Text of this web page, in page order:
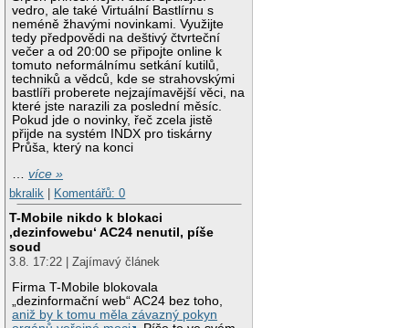
vedro, ale také Virtuální Bastlírnu s
neméně žhavými novinkami. Využijte
tedy předpovědi na deštivý čtvrteční
večer a od 20:00 se připojte online k
tomuto neformálnímu setkání kutilů,
techniků a vědců, kde se strahovskými
bastlíři proberete nejzajímavější věci, na
které jste narazili za poslední měsíc.
Pokud jde o novinky, řeč zcela jistě
přijde na systém INDX pro tiskárny
Průša, který na konci
…více »
bkralik
Komentářů: 0
T-Mobile nikdo k blokaci
‚dezinfowebu‘ AC24 nenutil, píše
soud
3.8. 17:22 | Zajímavý článek
Firma T-Mobile blokovala
„dezinformační web“ AC24 bez toho,
aniž by k tomu měla závazný pokyn